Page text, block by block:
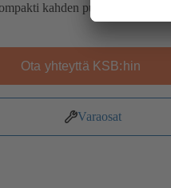
kahden pumpun
Ota yhteyttä KSB:hin
Varaosat